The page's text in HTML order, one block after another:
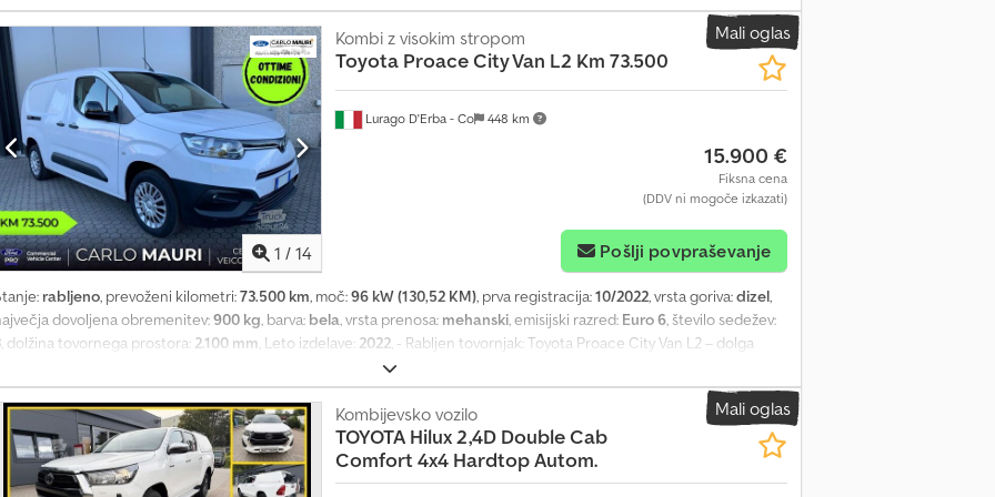
teža 4620 kg. Za več informacij pokličite na telefonsko številko: + nove jeklenke za plin. Dcsdpfx Aozrzmmecgsk
Mali oglas
1 / 14
Lurago D'Erba - Co 448 km
Kombi z visokim stropom
Toyota Proace City Van L2 Km 73.500
15.900 €
Fiksna cena
(DDV ni mogoče izkazati)
Pošlji povpraševanje
rabljeno, prevoženi kilometri:73.500 km, moč:96 kW (130,52 KM), prva registracija:10/2022, vrsta goriva:dizel,
dovoljena obremenitev:900 kg, barva: bela, vrsta prenosa: mehanski, emisijski razred: Euro 6, število sedežev:
, dolžina tovornega prostora: 2.100 mm, Leto izdelave: 2022, - Rabljen tovornjak: Toyota Proace City Van L2 – dolga
medosna razdalja. – Registracija: oktober 2022, motor: 1,5 BlueHDi 130 KM, Euro 6d, 6-stopenjski menjalnik, 73.500 km. –
za 3 potnike, L2 (dolga medosna razdalja), dolžina tovornega prostora: 2.100 mm, zložljivo sovoznikovo sedalo in
odpirajoča pregrada za dolge tovore, obloga tovornega prostora iz večplastnega morskega lesa, 6 pritrdilnih kljuk za
tovor, nosilnost: 10 Q.li. – Opremljen z: klimatsko napravo, radijskim sistemom na dotik z Bluetoothom, Apple
Carplay/Android Auto, USB, meglenkami, tempomatom, parkirnimi senzorji spredaj in zadaj ter kamero za vzvratno
vožnjo, krmilnim računalnikom, dvema ključema, rezervno kolo, zračno blazino za voznika, ABS, ESP, TCS. – Karoserija in
Mali oglas
Kombijevsko vozilo
TOYOTA Hilux 2,4D Double Cab
Comfort 4x4 Hardtop Autom.